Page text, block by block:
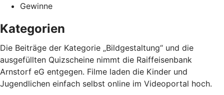
Gewinne
Kategorien
Die Beiträge der Kategorie „Bildgestaltung“ und die
ausgefüllten Quizscheine nimmt die Raiffeisenbank
Arnstorf eG entgegen. Filme laden die Kinder und
Jugendlichen einfach selbst online im Videoportal hoch.